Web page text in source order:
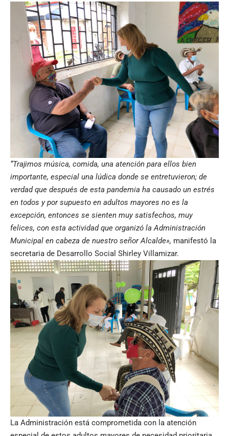
“Trajimos música, comida, una atención para ellos bien
importante, especial una lúdica donde se entretuvieron; de
verdad que después de esta pandemia ha causado un estrés
en todos y por supuesto en adultos mayores no es la
excepción, entonces se sienten muy satisfechos, muy
felices, con esta actividad que organizó la Administración
Municipal en cabeza de nuestro señor Alcalde», manifestó la
secretaria de Desarrollo Social Shirley Villamizar.
La Administración está comprometida con la atención